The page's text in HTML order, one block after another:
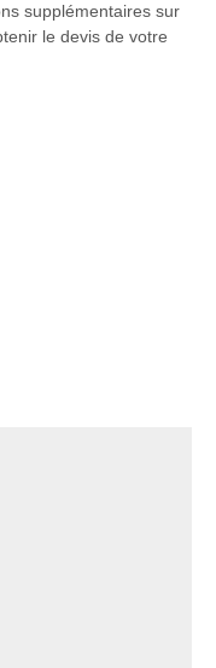
supplémentaires sur
le devis de votre